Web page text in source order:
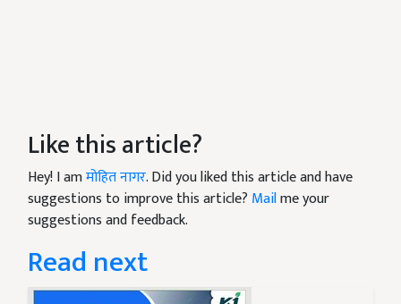
Like this article?
Hey! I amमोहित नागर. Did you liked this article and have
suggestions to improve this article? Mailme your
suggestions and feedback.
Read next